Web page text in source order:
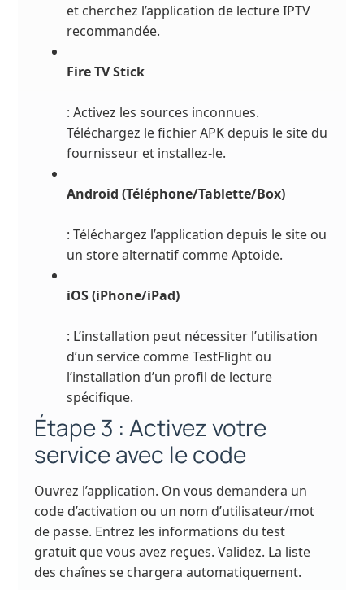
et cherchez l’application de lecture IPTV
recommandée.
Fire TV Stick
: Activez les sources inconnues.
Téléchargez le fichier APK depuis le site du
fournisseur et installez-le.
Android (Téléphone/Tablette/Box)
: Téléchargez l’application depuis le site ou
un store alternatif comme Aptoide.
iOS (iPhone/iPad)
: L’installation peut nécessiter l’utilisation
d’un service comme TestFlight ou
l’installation d’un profil de lecture
spécifique.
Étape 3 : Activez votre
service avec le code
Ouvrez l’application. On vous demandera un
code d’activation ou un nom d’utilisateur/mot
de passe. Entrez les informations du test
gratuit que vous avez reçues. Validez. La liste
des chaînes se chargera automatiquement.